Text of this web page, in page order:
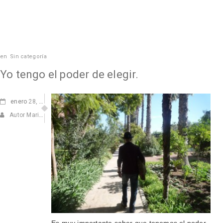
en Sin categoría
Yo tengo el poder de elegir.
enero 28, 2011
Autor Marisa Navarro